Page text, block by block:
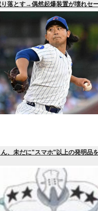
り落とす→偶然起爆装置が壊れセ
ん、未だに"スマホ"以上の発明品